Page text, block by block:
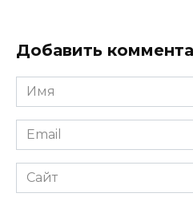
Добавить
Имя
*
Email
*
Сайт